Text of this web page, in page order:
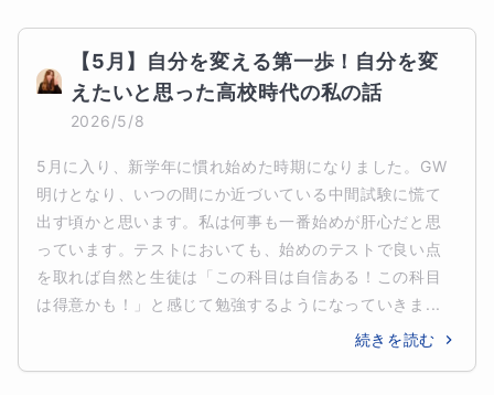
【5月】自分を変える第一歩！自分を変
えたいと思った高校時代の私の話
2026/5/8
5月に入り、新学年に慣れ始めた時期になりました。GW
明けとなり、いつの間にか近づいている中間試験に慌て
出す頃かと思います。私は何事も一番始めが肝心だと思
っています。テストにおいても、始めのテストで良い点
を取れば自然と生徒は「この科目は自信ある！この科目
は得意かも！」と感じて勉強するようになっていきま...
続きを読む